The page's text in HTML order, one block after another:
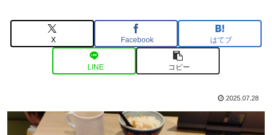
X Facebook はてブ
LINE コピー
2025.07.28